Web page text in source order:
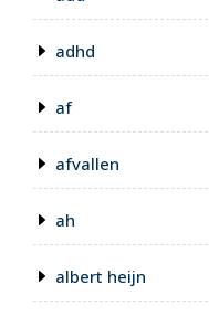
adhd
af
afvallen
ah
albert heijn